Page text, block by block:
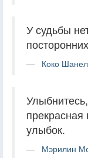
У судьбы
Коко
улыбок.
Мэрилин